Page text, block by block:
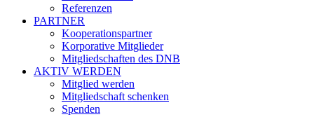
Referenzen
PARTNER
Kooperationspartner
Korporative Mitglieder
Mitgliedschaften des DNB
AKTIV WERDEN
Mitglied werden
Mitgliedschaft schenken
Spenden